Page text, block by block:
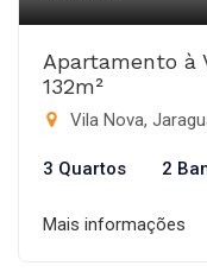
Apartamento à
132m²
Vila Nova,
3 Quartos 2
Mais informações